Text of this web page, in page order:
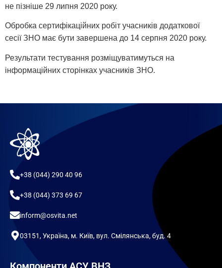
не пізніше 29 липня 2020 року.
Обробка сертифікаційних робіт учасників додаткової
сесії ЗНО має бути завершена до 14 серпня 2020 року.
Результати тестування розміщуватимуться на
інформаційних сторінках учасників ЗНО.
+38 (044) 290 40 96
+38 (044) 373 69 67
inform@osvita.net
03151, Україна, м. Київ, вул. Смілянська, буд. 4